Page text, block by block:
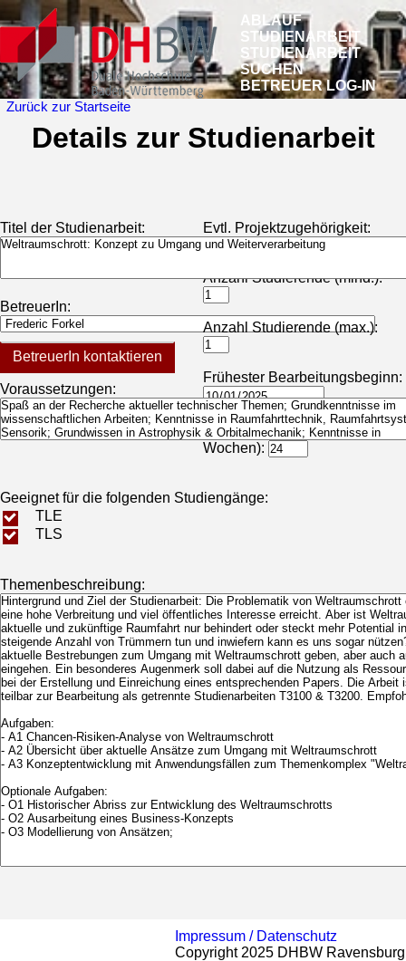
ABLAUF
STUDIENARBEIT
STUDIENARBEIT
SUCHEN
BETREUER LOG-IN
Zurück zur Startseite
Details zur Studienarbeit
Titel der Studienarbeit:
BetreuerIn:
BetreuerIn kontaktieren
Voraussetzungen:
Evtl. Projektzugehörigkeit:
Anzahl Studierende (mind.):
Anzahl Studierende (max.):
Frühester Bearbeitungsbeginn:
Bearbeitungsdauer (in
Wochen):
Geeignet für die folgenden Studiengänge:
TLE
TLS
Themenbeschreibung:
Impressum / Datenschutz
Copyright 2025 DHBW Ravensburg